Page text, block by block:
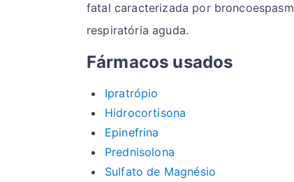
fatal caracterizada por
respiratória aguda.
Fármacos usados
Ipratrópio
Hidrocortisona
Epinefrina
Prednisolona
Sulfato de Magnésio